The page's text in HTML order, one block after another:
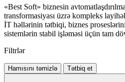
«Best Soft» biznesin
transformasiyası üzrə kompleks
İT həllərinin tətbiqi, biznes
sistemlərin stabil işləməsi üçün tam
Filtrlər
Hamısını təmizlə Tətbiq et